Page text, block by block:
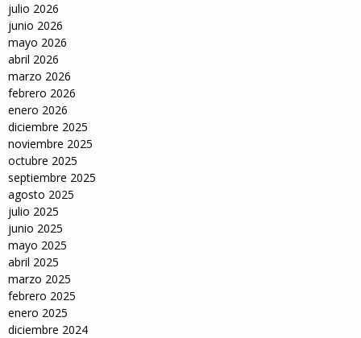
julio 2026
junio 2026
mayo 2026
abril 2026
marzo 2026
febrero 2026
enero 2026
diciembre 2025
noviembre 2025
octubre 2025
septiembre 2025
agosto 2025
julio 2025
junio 2025
mayo 2025
abril 2025
marzo 2025
febrero 2025
enero 2025
diciembre 2024